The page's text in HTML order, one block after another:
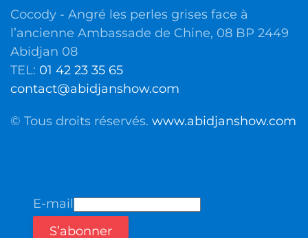
Cocody - Angré les perles grises face à
l’ancienne Ambassade de Chine, 08 BP 2449
Abidjan 08
TEL: 01 42 23 35 65
contact@abidjanshow.com
© Tous droits réservés. www.abidjanshow.com
E-mail
S’abonner